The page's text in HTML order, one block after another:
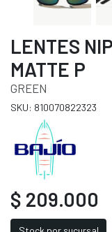
LENTES
MATTE P
GREEN
SKU: 810070822323
$ 209.000